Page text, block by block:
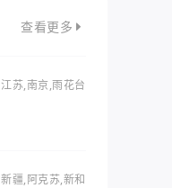
查看更多
江苏,南京,雨花台
新疆,阿克苏,新和